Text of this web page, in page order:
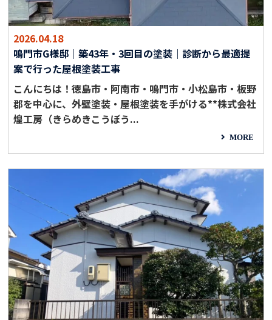
2026.04.18
鳴門市G様邸｜築43年・3回目の塗装｜診断から最適提
案で行った屋根塗装工事
こんにちは！徳島市・阿南市・鳴門市・小松島市・板野
郡を中心に、外壁塗装・屋根塗装を手がける**株式会社
煌工房（きらめきこうぼう...
MORE